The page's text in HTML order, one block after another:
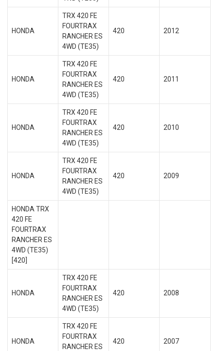
HONDA
TRX 420 FE
FOURTRAX
RANCHER ES
4WD (TE35)
420 2012
HONDA
TRX 420 FE
FOURTRAX
RANCHER ES
4WD (TE35)
420 2011
HONDA
TRX 420 FE
FOURTRAX
RANCHER ES
4WD (TE35)
420 2010
HONDA
TRX 420 FE
FOURTRAX
RANCHER ES
4WD (TE35)
420 2009
HONDA TRX
420 FE
FOURTRAX
RANCHER ES
4WD (TE35)
[420]
HONDA
TRX 420 FE
FOURTRAX
RANCHER ES
4WD (TE35)
420 2008
HONDA
TRX 420 FE
FOURTRAX
RANCHER ES
420 2007